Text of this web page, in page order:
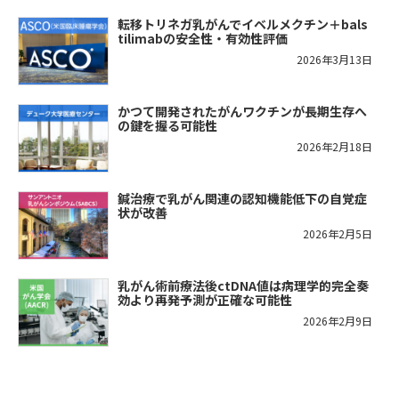
転移トリネガ乳がんでイベルメクチン＋bals
tilimabの安全性・有効性評価
2026年3月13日
かつて開発されたがんワクチンが長期生存へ
の鍵を握る可能性
2026年2月18日
鍼治療で乳がん関連の認知機能低下の自覚症
状が改善
2026年2月5日
乳がん術前療法後ctDNA値は病理学的完全奏
効より再発予測が正確な可能性
2026年2月9日